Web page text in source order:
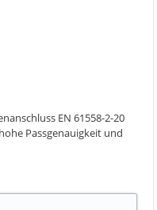
EN 61558-2-20
Passgenauigkeit und